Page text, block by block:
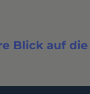
Blick auf